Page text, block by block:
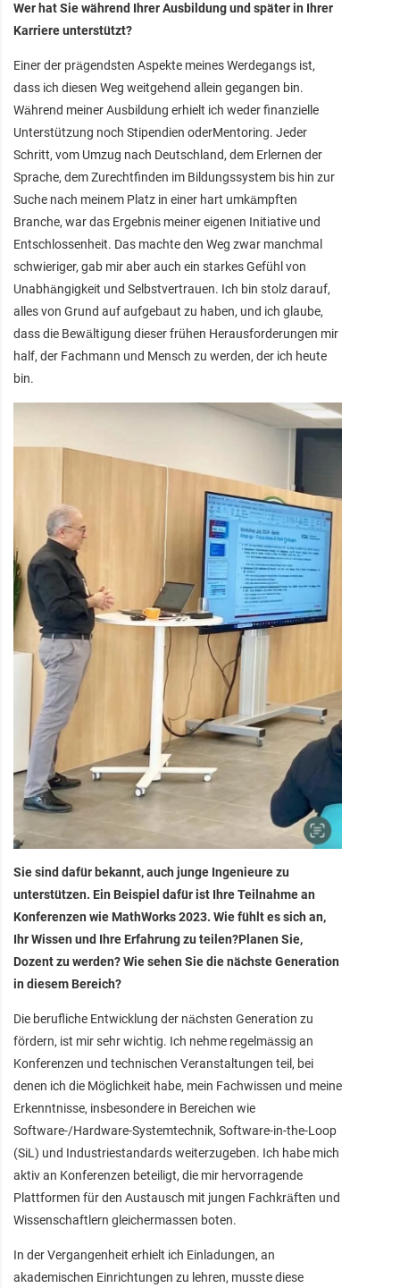
Wer hat Sie während Ihrer Ausbildung und später in Ihrer
Karriere unterstützt?
Einer der prägendsten Aspekte meines Werdegangs ist,
dass ich diesen Weg weitgehend allein gegangen bin.
Während meiner Ausbildung erhielt ich weder finanzielle
Unterstützung noch Stipendien oderMentoring. Jeder
Schritt, vom Umzug nach Deutschland, dem Erlernen der
Sprache, dem Zurechtfinden im Bildungssystem bis hin zur
Suche nach meinem Platz in einer hart umkämpften
Branche, war das Ergebnis meiner eigenen Initiative und
Entschlossenheit. Das machte den Weg zwar manchmal
schwieriger, gab mir aber auch ein starkes Gefühl von
Unabhängigkeit und Selbstvertrauen. Ich bin stolz darauf,
alles von Grund auf aufgebaut zu haben, und ich glaube,
dass die Bewältigung dieser frühen Herausforderungen mir
half, der Fachmann und Mensch zu werden, der ich heute
bin.
Sie sind dafür bekannt, auch junge Ingenieure zu
unterstützen. Ein Beispiel dafür ist Ihre Teilnahme an
Konferenzen wie MathWorks 2023. Wie fühlt es sich an,
Ihr Wissen und Ihre Erfahrung zu teilen?Planen Sie,
Dozent zu werden? Wie sehen Sie die nächste Generation
in diesem Bereich?
Die berufliche Entwicklung der nächsten Generation zu
fördern, ist mir sehr wichtig. Ich nehme regelmässig an
Konferenzen und technischen Veranstaltungen teil, bei
denen ich die Möglichkeit habe, mein Fachwissen und meine
Erkenntnisse, insbesondere in Bereichen wie
Software-/Hardware-Systemtechnik, Software-in-the-Loop
(SiL) und Industriestandards weiterzugeben. Ich habe mich
aktiv an Konferenzen beteiligt, die mir hervorragende
Plattformen für den Austausch mit jungen Fachkräften und
Wissenschaftlern gleichermassen boten.
In der Vergangenheit erhielt ich Einladungen, an
akademischen Einrichtungen zu lehren, musste diese